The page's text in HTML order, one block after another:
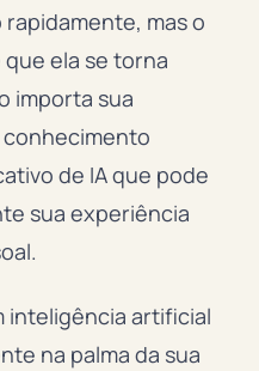
mas o
ela se torna
importa sua
de IA que pode
sua experiência
inteligência artificial
na palma da sua